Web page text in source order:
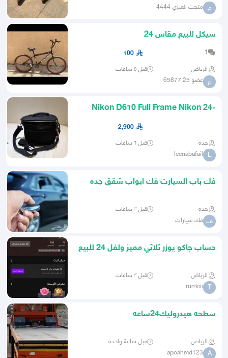
م متحت العنزي 4444
سيكل للبيع مقاس 24
1
100
الرياض قبل ٥ ساعات
ع عضو 25 65877
Nikon D610 Full Frame Nikon 24-
2,900
جده قبل ٦ ساعات
L
leenabafail
فك باب السيارت فك ابواب شقق جده
جده قبل ٣ ساعات
ف فك سيارات
حساب جاكو يوزر ثلاثي مميز ولفل 24 للبيع
الرياض قبل ٣ ساعات
T
turrkiii.
سطحه هيدروليك24ساعه
الرياض قبل ساعة واحدة
A
apoahmd123